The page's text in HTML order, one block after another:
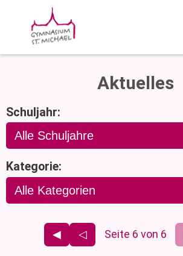
Aktuelles
Schuljahr:
Kategorie:
◀ ◁ Seite 6 von 6